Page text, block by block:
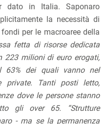
dato in Italia. Saponaro
la necessità di
per le macroaree della
fetta di risorse dedicata
223 milioni di euro erogati,
63% dei quali vanno nel
private. Tanti posti letto,
dove le persone stanno
gli over 65. “Strutture
- ma se la permanenza